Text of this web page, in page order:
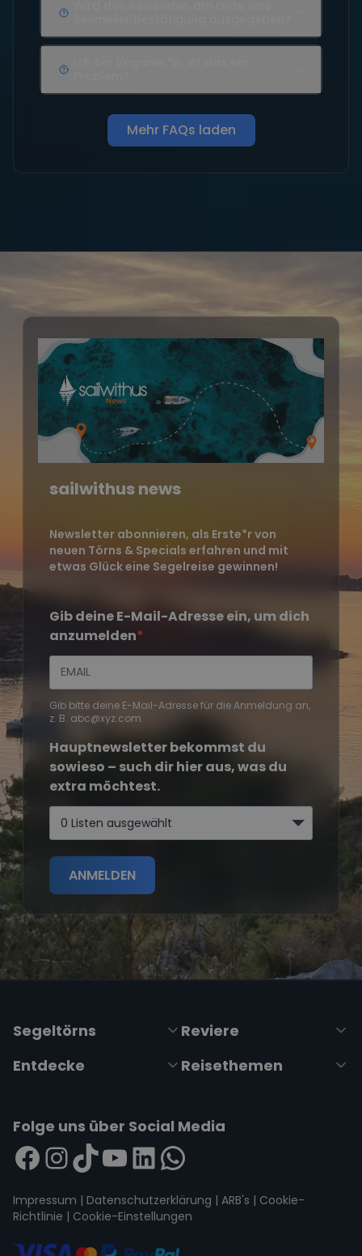
Mehr FAQs laden
sailwithus news
Newsletter abonnieren, als Erste*r von
neuen Törns & Specials erfahren und mit
etwas Glück eine Segelreise gewinnen!
Gib deine E-Mail-Adresse ein, um dich
anzumelden
Gib bitte deine E-Mail-Adresse für die Anmeldung an,
z. B. abc@xyz.com.
Hauptnewsletter bekommst du
sowieso – such dir hier aus, was du
extra möchtest.
0 Listen ausgewählt
ANMELDEN
Segeltörns
Reviere
Entdecke
Reisethemen
Folge uns über Social Media
Impressum | Datenschutzerklärung | ARB's | Cookie-
Richtlinie | Cookie-Einstellungen